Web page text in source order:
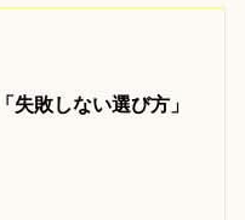
失敗しない選び方」